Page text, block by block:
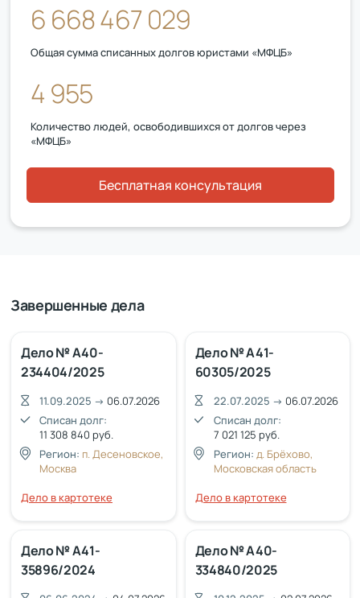
6 668 467 029
Общая сумма списанных долгов юристами «МФЦБ»
4 955
Количество людей, освободившихся от долгов через
«МФЦБ»
Бесплатная консультация
Завершенные дела
Дело № А40-
234404/2025
11.09.2025 → 06.07.2026
Списан долг:
11 308 840 руб.
Регион: п. Десеновское,
Москва
Дело в картотеке
Дело № А41-
60305/2025
22.07.2025 → 06.07.2026
Списан долг:
7 021 125 руб.
Регион: д. Брёхово,
Московская область
Дело в картотеке
Дело № А41-
35896/2024
Дело № А40-
334840/2025